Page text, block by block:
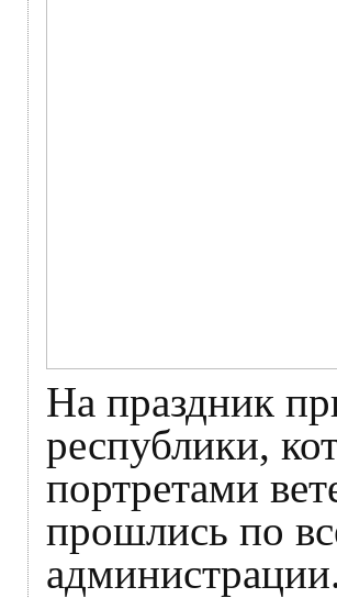
На праздник
республики,
портретами
прошлись по